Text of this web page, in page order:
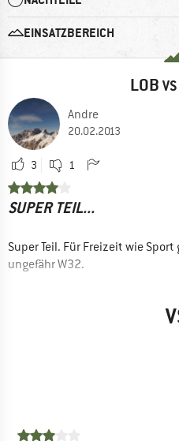
EINSATZBEREICH
LOB VS
Andre
20.02.2013
3 1
SUPER TEIL...
Super Teil. Für Freizeit wie
ungefähr W32.